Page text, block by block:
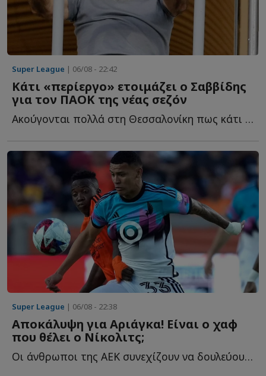
Super League | 06/08 - 22:42
Κάτι «περίεργο» ετοιμάζει ο Σαββίδης
για τον ΠΑΟΚ της νέας σεζόν
Ακούγονται πολλά στη Θεσσαλονίκη πως κάτι «περίεργο» ε...
Super League | 06/08 - 22:38
Αποκάλυψη για Αριάγκα! Είναι ο χαφ
που θέλει ο Νίκολιτς;
Οι άνθρωποι της ΑΕΚ συνεχίζουν να δουλεύουν και στα υ...